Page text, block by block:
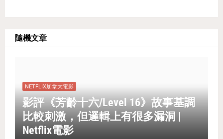
隨機文章
NETFLIX加拿大電影
影評《芳齡十六/Level 16》故事基調
比較刺激，但邏輯上有很多漏洞 |
Netflix電影